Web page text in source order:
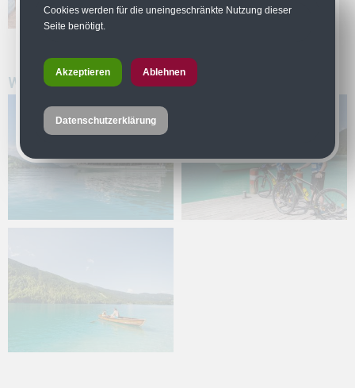
Weissensee
Cookies werden für die uneingeschränkte Nutzung dieser
Seite benötigt.
Akzeptieren Ablehnen
Datenschutzerklärung